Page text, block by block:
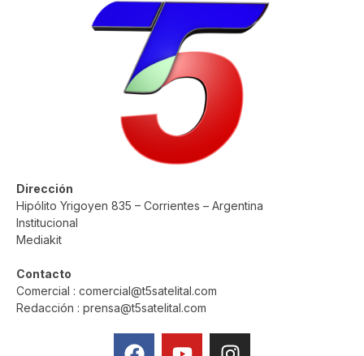
Dirección
Hipólito Yrigoyen 835 – Corrientes – Argentina
Institucional
Mediakit
Contacto
Comercial : comercial@t5satelital.com
Redacción : prensa@t5satelital.com